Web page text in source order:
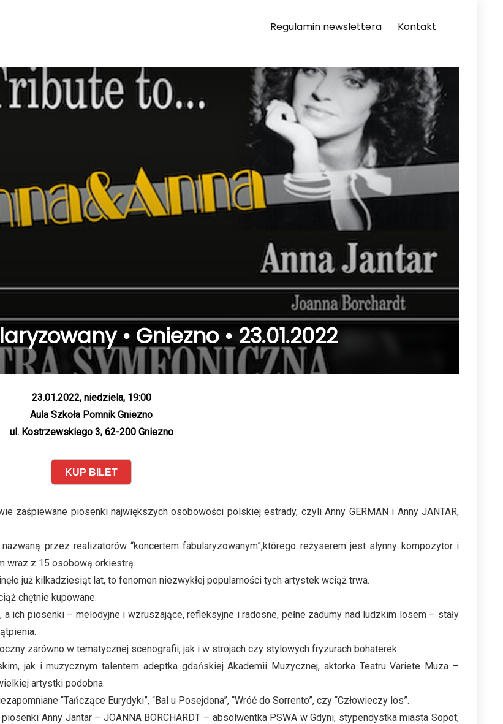
Regulamin newslettera Kontakt
• Gniezno • 23.01.2022
23.01.2022, niedziela, 19:00
Aula Szkoła Pomnik Gniezno
ul. Kostrzewskiego 3, 62-200 Gniezno
KUP BILET
zaśpiewane piosenki największych osobowości polskiej estrady, czyli Anny GERMAN i Anny JANTAR,
przez realizatorów “koncertem fabularyzowanym”,którego reżyserem jest słynny kompozytor i
wraz z 15 osobową orkiestrą.
już kilkadziesiąt lat, to fenomen niezwykłej popularności tych artystek wciąż trwa.
chętnie kupowane.
ich piosenki – melodyjne i wzruszające, refleksyjne i radosne, pełne zadumy nad ludzkim losem – stały
zarówno w tematycznej scenografii, jak i w strojach czy stylowych fryzurach bohaterek.
jak i muzycznym talentem adeptka gdańskiej Akademii Muzycznej, aktorka Teatru Variete Muza –
artystki podobna.
“Tańczące Eurydyki”, “Bal u Posejdona”, “Wróć do Sorrento”, czy “Człowieczy los”.
Anny Jantar – JOANNA BORCHARDT – absolwentka PSWA w Gdyni, stypendystka miasta Sopot,